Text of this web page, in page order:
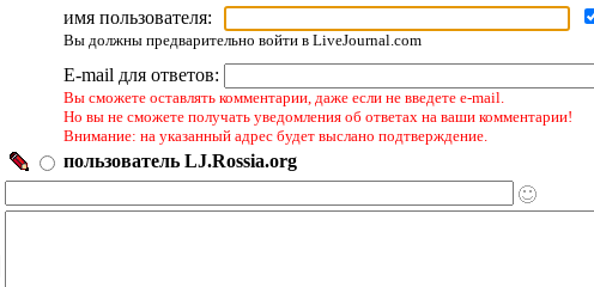
имя пользователя:
Вы должны предварительно войти в LiveJournal.com
E-mail для ответов:
Вы сможете оставлять комментарии, даже если не введете e-mail.
Но вы не сможете получать уведомления об ответах на ваши комментарии!
Внимание: на указанный адрес будет выслано подтверждение.
пользователь LJ.Rossia.org